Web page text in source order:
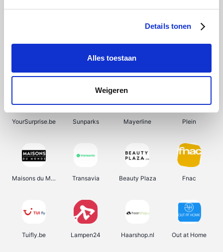
Details tonen
Alles toestaan
Weigeren
Shein Bergfreunde SupraBazar Smartwatchbanden
YourSurprise.be Sunparks Mayerline Plein
Maisons du Monde Transavia Beauty Plaza Fnac
Tuifly.be Lampen24 Haarshop.nl Out at Home